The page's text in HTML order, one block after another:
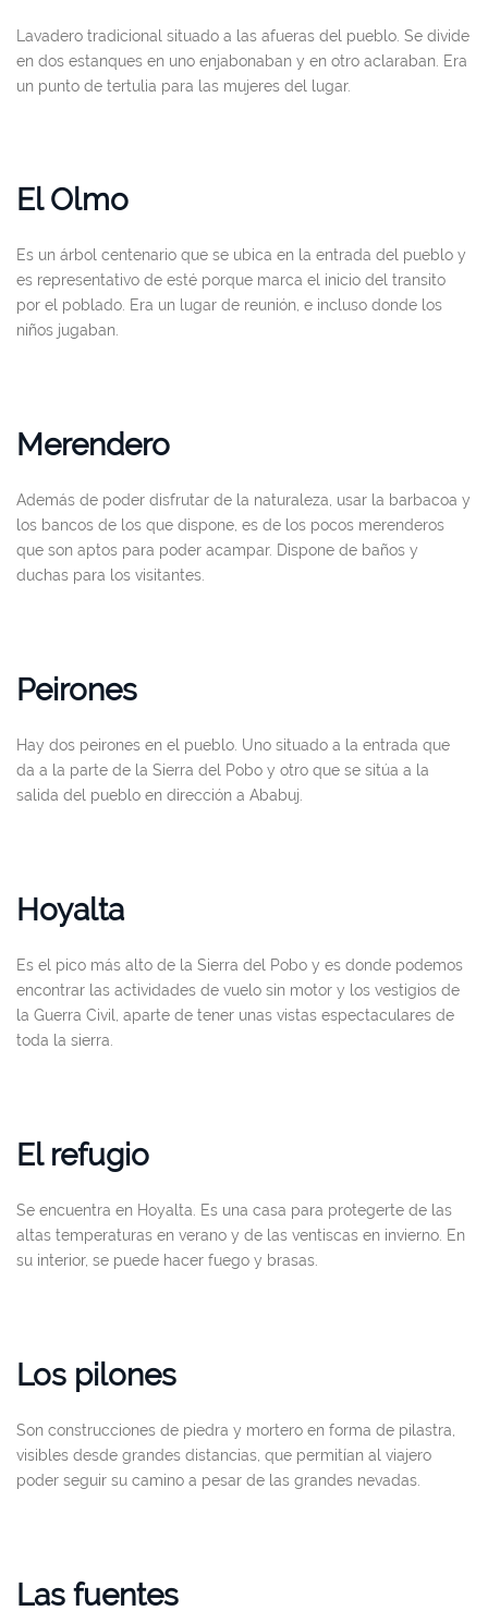
Lavadero tradicional situado a las afueras del pueblo. Se divide
en dos estanques en uno enjabonaban y en otro aclaraban. Era
un punto de tertulia para las mujeres del lugar.
El Olmo
Es un árbol centenario que se ubica en la entrada del pueblo y
es representativo de esté porque marca el inicio del transito
por el poblado. Era un lugar de reunión, e incluso donde los
niños jugaban.
Merendero
Además de poder disfrutar de la naturaleza, usar la barbacoa y
los bancos de los que dispone, es de los pocos merenderos
que son aptos para poder acampar. Dispone de baños y
duchas para los visitantes.
Peirones
Hay dos peirones en el pueblo. Uno situado a la entrada que
da a la parte de la Sierra del Pobo y otro que se sitúa a la
salida del pueblo en dirección a Ababuj.
Hoyalta
Es el pico más alto de la Sierra del Pobo y es donde podemos
encontrar las actividades de vuelo sin motor y los vestigios de
la Guerra Civil, aparte de tener unas vistas espectaculares de
toda la sierra.
El refugio
Se encuentra en Hoyalta. Es una casa para protegerte de las
altas temperaturas en verano y de las ventiscas en invierno. En
su interior, se puede hacer fuego y brasas.
Los pilones
Son construcciones de piedra y mortero en forma de pilastra,
visibles desde grandes distancias, que permitían al viajero
poder seguir su camino a pesar de las grandes nevadas.
Las fuentes